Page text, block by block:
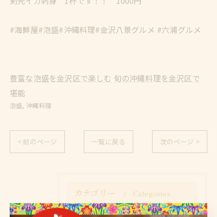
#海鮮屋#泡盛#沖縄料理#金沢八景グルメ #六浦グルメ
豊富な泡盛を金沢区で楽しむ 旬の沖縄料理を金沢区で
堪能
泡盛 沖縄料理
< 前のページ 一覧に戻る 次のページ >
カテゴリー Categories